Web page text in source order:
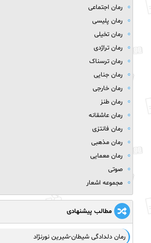
رمان اجتماعی
رمان پلیسی
رمان تخیلی
رمان تراژدی
رمان ترسناک
رمان جنایی
رمان خارجی
رمان طنز
رمان عاشقانه
رمان فانتزی
رمان مذهبی
رمان معمایی
صوتی
مجموعه اشعار
مطالب پیشنهادی
رمان دلدادگی شیطان-شیرین نورنژاد